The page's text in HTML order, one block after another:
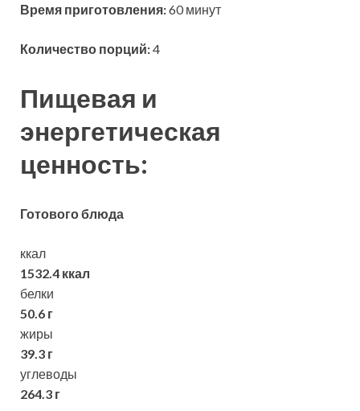
Время приготовления:60 минут
Количество порций:4
Пищевая и
энергетическая
ценность:
Готового блюда
ккал
1532.4 ккал
белки
50.6 г
жиры
39.3 г
углеводы
264.3 г